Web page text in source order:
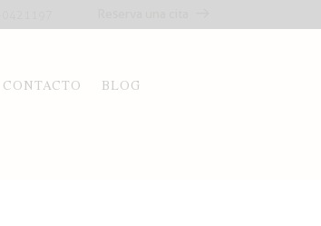
CONTACTO BLOG